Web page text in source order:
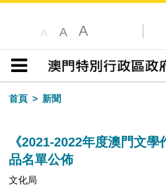
A A A
目錄
首頁
新聞
《2021-2022年度澳門文
品名單公佈
文化局